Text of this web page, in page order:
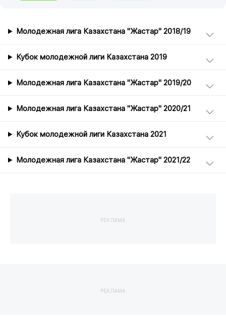
Молодежная лига Казахстана "Жастар" 2018/19
Кубок молодежной лиги Казахстана 2019
Молодежная лига Казахстана "Жастар" 2019/20
Молодежная лига Казахстана "Жастар" 2020/21
Кубок молодежной лиги Казахстана 2021
Молодежная лига Казахстана "Жастар" 2021/22
РЕКЛАМА
РЕКЛАМА